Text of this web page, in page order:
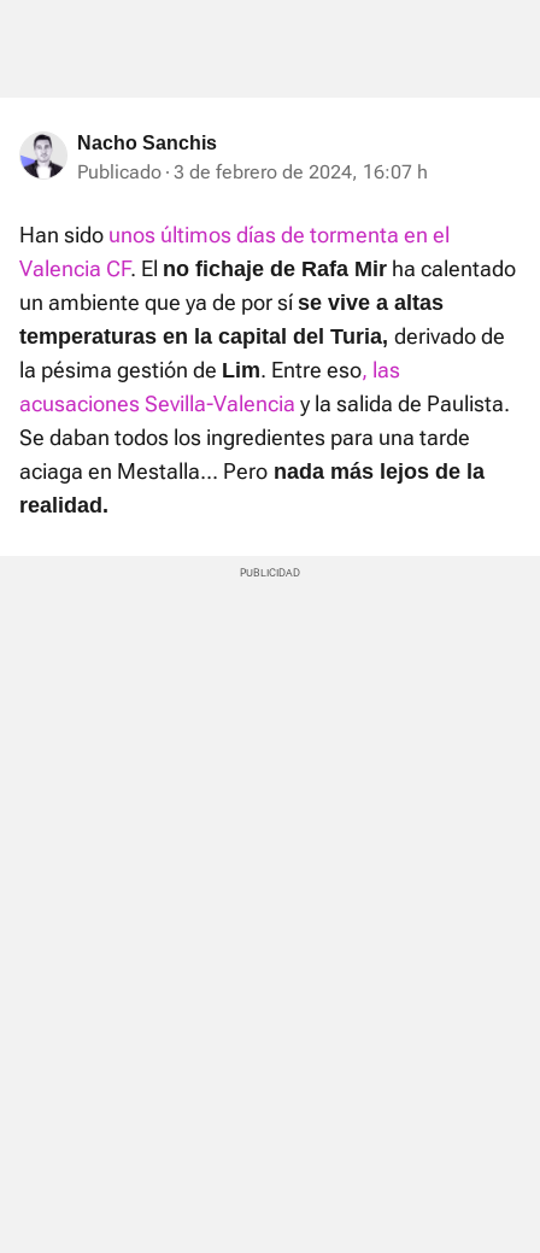
Nacho Sanchis
Publicado 3 de febrero de 2024, 16:07 h
Han sido unos últimos días de tormenta en el
Valencia CF. El no fichaje de Rafa Mir ha calentado
un ambiente que ya de por sí se vive a altas
temperaturas en la capital del Turia, derivado de
la pésima gestión de Lim. Entre eso, las
acusaciones Sevilla-Valencia y la salida de Paulista.
Se daban todos los ingredientes para una tarde
aciaga en Mestalla... Pero nada más lejos de la
realidad.